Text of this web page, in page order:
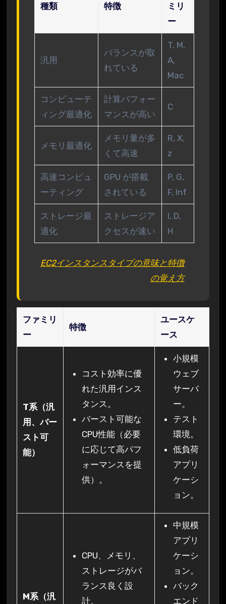
種類 特徴
ミリ
ー
汎用
バランスが取
れている
T, M,
A,
Mac
コンピューテ
ィング最適化
計算パフォー
マンスが高い
C
メモリ最適化
メモリ量が多
くて高速
R, X,
z
高速コンピュ
ーティング
GPU が搭載
されている
P, G,
F, Inf
ストレージ最
適化
ストレージア
クセスが速い
I, D,
H
EC2インスタンスタイプの意味と特徴
の覚え方
ファミリ
ー
特徴
ユースケ
ース
T系（汎
用、バー
スト可
能）
コスト効率に優
れた汎用インス
タンス。
バースト可能な
CPU性能（必要
に応じて高パフ
ォーマンスを提
供）。
小規模
ウェブ
サーバ
ー。
テスト
環境。
低負荷
アプリ
ケーシ
ョン。
M系（汎
CPU、メモリ、
ストレージがバ
ランス良く設
計。
中規模
アプリ
ケーシ
ョン。
バック
エンド